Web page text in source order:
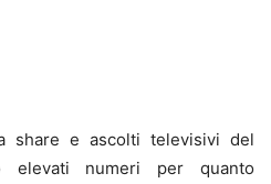
share e ascolti televisivi del
elevati numeri per quanto